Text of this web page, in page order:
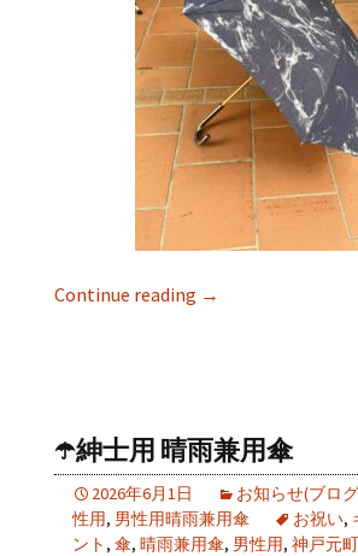
Continue reading →
☂️紳士用 晴雨兼用傘
2026年6月1日 お知らせ(ブロ
性用, 男性用晴雨兼用傘 お祝い,
ント , 傘, 晴雨兼用傘, 男性用, 神戸元